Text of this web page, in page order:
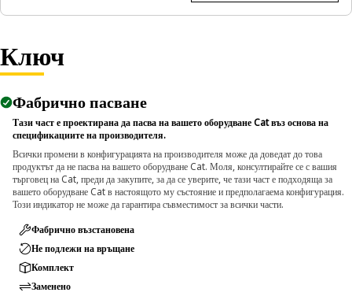
Ключ
Фабрично пасване
Тази част е проектирана да пасва на вашето оборудване Cat въз основа на
спецификациите на производителя.
Всички промени в конфигурацията на производителя може да доведат до това
продуктът да не пасва на вашето оборудване Cat. Моля, консултирайте се с вашия
търговец на Cat, преди да закупите, за да се уверите, че тази част е подходяща за
вашето оборудване Cat в настоящото му състояние и предполагаема конфигурация.
Този индикатор не може да гарантира съвместимост за всички части.
Фабрично възстановена
Не подлежи на връщане
Комплект
Заменено